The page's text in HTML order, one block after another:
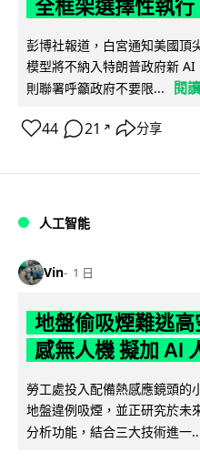
全框架選擇性執行
彭博社報道，白宮通知美國頂
模型將不納入特朗普政府新
則聯署呼籲政府不要限...
閱
44 21 ↗ 分享
人工智能
Vin 1 日
地盤偷吸煙難逃
感無人機 擬加 AI
勞工處投入配備熱感應鏡頭的
地盤違例吸煙，並正研究於未
分析功能，結合三大技術進一